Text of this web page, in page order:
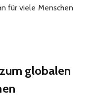
für viele Menschen
globalen